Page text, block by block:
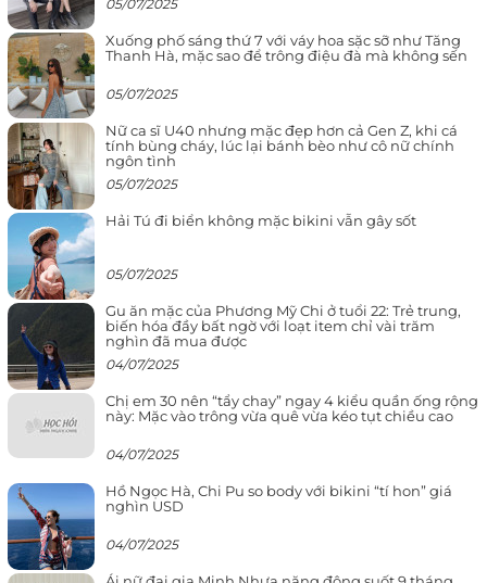
05/07/2025
Xuống phố sáng thứ 7 với váy hoa sặc sỡ như Tăng
Thanh Hà, mặc sao để trông điệu đà mà không sến
05/07/2025
Nữ ca sĩ U40 nhưng mặc đẹp hơn cả Gen Z, khi cá
tính bùng cháy, lúc lại bánh bèo như cô nữ chính
ngôn tình
05/07/2025
Hải Tú đi biển không mặc bikini vẫn gây sốt
05/07/2025
Gu ăn mặc của Phương Mỹ Chi ở tuổi 22: Trẻ trung,
biến hóa đầy bất ngờ với loạt item chỉ vài trăm
nghìn đã mua được
04/07/2025
Chị em 30 nên “tẩy chay” ngay 4 kiểu quần ống rộng
này: Mặc vào trông vừa quê vừa kéo tụt chiều cao
04/07/2025
Hồ Ngọc Hà, Chi Pu so body với bikini “tí hon” giá
nghìn USD
04/07/2025